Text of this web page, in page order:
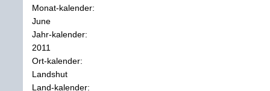
Monat-kalender:
June
Jahr-kalender:
2011
Ort-kalender:
Landshut
Land-kalender: